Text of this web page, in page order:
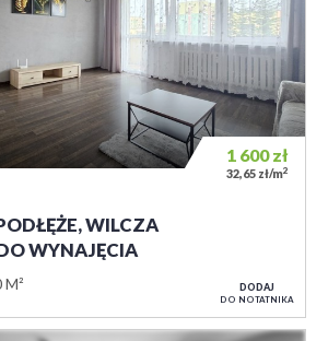
WILCZA
WYNAJĘCIA
M²
1 600zł
32,65 zł/m2
DODAJ
DO NOTATNIKA